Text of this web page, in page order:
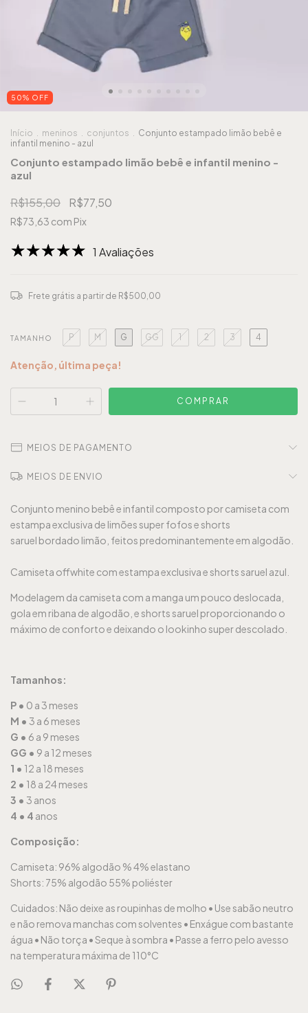
50% OFF
Início . meninos . conjuntos . Conjunto estampado limão bebê e
infantil menino - azul
Conjunto estampado limão bebê e infantil menino -
azul
R$155,00 R$77,50
R$73,63 com Pix
1 Avaliações
Frete grátis a partir de R$500,00
TAMANHO P M G GG 1 2 3 4
Atenção, última peça!
MEIOS DE PAGAMENTO
MEIOS DE ENVIO
Conjunto menino bebê e infantil composto por camiseta com
estampa exclusiva de limões super fofos e shorts
saruel bordado limão, feitos predominantemente em algodão.
Camiseta offwhite com estampa exclusiva e shorts saruel azul.
Modelagem da camiseta com a manga um pouco deslocada,
gola em ribana de algodão, e shorts saruel proporcionando o
máximo de conforto e deixando o lookinho super descolado.
Tamanhos:
P • 0 a 3 meses
M • 3 a 6 meses
G • 6 a 9 meses
GG • 9 a 12 meses
1 • 12 a 18 meses
2 • 18 a 24 meses
3 • 3 anos
4 • 4 anos
Composição:
Camiseta: 96% algodão % 4%elastano
Shorts: 75% algodão 55% poliéster
Cuidados: Não deixe as roupinhas de molho • Use sabão neutro
e não remova manchas com solventes • Enxágue com bastante
água • Não torça •Seque à sombra • Passe a ferro pelo avesso
na temperatura máxima de 110°C